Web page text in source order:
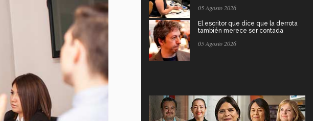
05 Agosto 2026
El escritor que dice que la derrota
también merece ser contada
05 Agosto 2026